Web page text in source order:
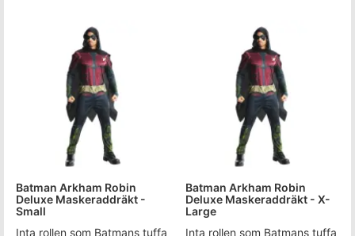
Batman Arkham Robin
Deluxe Maskeraddräkt -
Small
Inta rollen som Batmans tuffa
Batman Arkham Robin
Deluxe Maskeraddräkt - X-
Large
Inta rollen som Batmans tuffa